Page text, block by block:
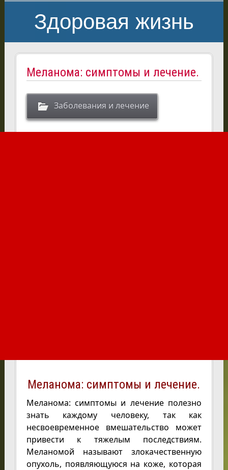
Здоровая жизнь
Меланома: симптомы и лечение.
Заболевания и лечение
Меланома: симптомы и лечение.
Меланома: симптомы и лечение полезно
знать каждому человеку, так как
несвоевременное вмешательство может
привести к тяжелым последствиям.
Меланомой называют злокачественную
опухоль, появляющуюся на коже, которая